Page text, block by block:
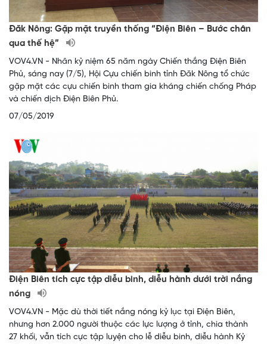
Đăk Nông: Gặp mặt truyền thống “Điện Biên – Bước chân
qua thế hệ”
VOV4.VN - Nhân kỷ niệm 65 năm ngày Chiến thắng Điện Biên
Phủ, sáng nay (7/5), Hội Cựu chiến binh tỉnh Đăk Nông tổ chức
gặp mặt các cựu chiến binh tham gia kháng chiến chống Pháp
và chiến dịch Điện Biên Phủ.
07/05/2019
Điện Biên tích cực tập diễu binh, diễu hành dưới trời nắng
nóng
VOV4.VN - Mặc dù thời tiết nắng nóng kỷ lục tại Điện Biên,
nhưng hơn 2.000 người thuộc các lực lượng ở tỉnh, chia thành
27 khối, vẫn tích cực tập luyện cho lễ diễu binh, diễu hành Kỷ